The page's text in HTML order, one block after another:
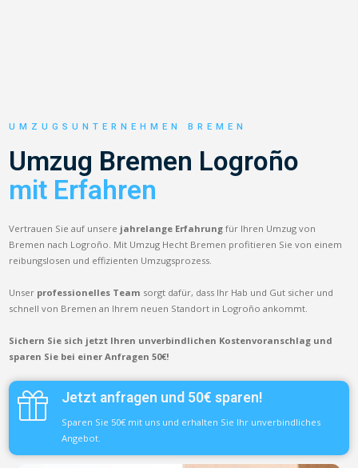
UMZUGSUNTERNEHMEN BREMEN
Umzug Bremen Logroño
mit Erfahren
Vertrauen Sie auf unsere jahrelange Erfahrung für Ihren Umzug von
Bremen nach Logroño. Mit Umzug Hecht Bremen profitieren Sie von einem
reibungslosen und effizienten Umzugsprozess.
Unser professionelles Team sorgt dafür, dass Ihr Hab und Gut sicher und
schnell von Bremen an Ihrem neuen Standort in Logroño ankommt.
Sichern Sie sich jetzt Ihren unverbindlichen Kostenvoranschlag und
sparen Sie bei einer Anfragen 50€!
Jetzt anfragen und 50€ sparen!
Sparen Sie 50€ mit uns und erhalten Sie Ihr unverbindliches
Angebot.